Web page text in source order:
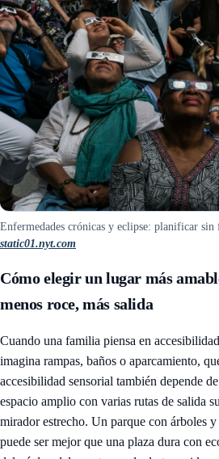
Enfermedades crónicas y eclipse: planificar sin
static01.nyt.com
Cómo elegir un lugar más
menos roce, más salida
Cuando una familia piensa en
imagina rampas, baños o aparcamiento,
accesibilidad sensorial también depende
espacio amplio con varias rutas de salida
mirador estrecho. Un parque con árboles
puede ser mejor que una plaza dura con